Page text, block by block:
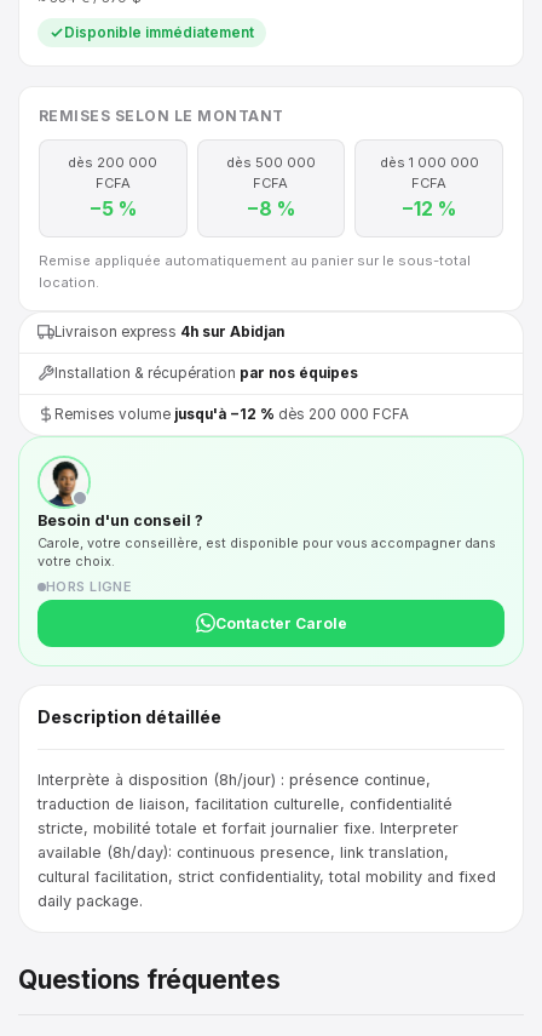
Disponible immédiatement
REMISES SELON LE MONTANT
dès 200 000
FCFA
−5 %
dès 500 000
FCFA
−8 %
dès 1 000 000
FCFA
−12 %
Remise appliquée automatiquement au panier sur le sous-total
location.
Livraison express 4h sur Abidjan
Installation & récupération par nos équipes
Remises volume jusqu'à −12 % dès 200 000 FCFA
Besoin d'un conseil ?
Carole, votre conseillère, est disponible pour vous accompagner dans
votre choix.
HORS LIGNE
Contacter Carole
Description détaillée
Interprète à disposition (8h/jour) : présence continue,
traduction de liaison, facilitation culturelle, confidentialité
stricte, mobilité totale et forfait journalier fixe. Interpreter
available (8h/day): continuous presence, link translation,
cultural facilitation, strict confidentiality, total mobility and fixed
daily package.
Questions fréquentes